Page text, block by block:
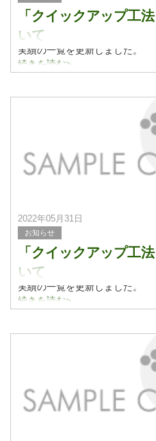
「クイックアップ工
いて
実績の一覧を更新しました。
実績紹介についてはこちらをご
続きを読む>
2022年05月31日
お知らせ
「クイックアップ工
いて
実績の一覧を更新しました。
実績紹介についてはこちらをご
続きを読む>